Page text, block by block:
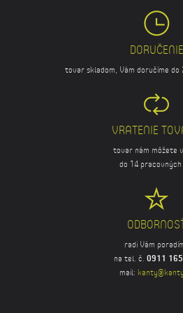
DORUČENIE
tovar skladom, Vám doručíme
VRATENIE
tovar nám môžete
do 14 pracovných
radi Vám
na tel. č. 0911
mail: